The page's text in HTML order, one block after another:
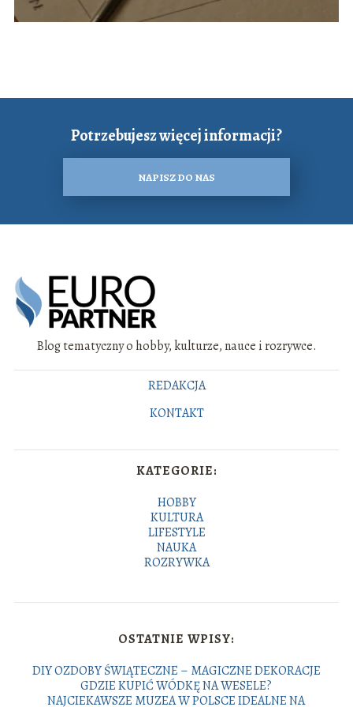
Potrzebujesz więcej informacji?
NAPISZ DO NAS
Blog tematyczny o hobby, kulturze, nauce i rozrywce.
REDAKCJA
KONTAKT
KATEGORIE:
HOBBY
KULTURA
LIFESTYLE
NAUKA
ROZRYWKA
OSTATNIE WPISY:
DIY OZDOBY ŚWIĄTECZNE – MAGICZNE DEKORACJE
GDZIE KUPIĆ WÓDKĘ NA WESELE?
NAJCIEKAWSZE MUZEA W POLSCE IDEALNE NA